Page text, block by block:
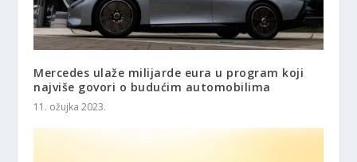
Mercedes ulaže milijarde eura u program koji
najviše govori o budućim automobilima
11. ožujka 2023.